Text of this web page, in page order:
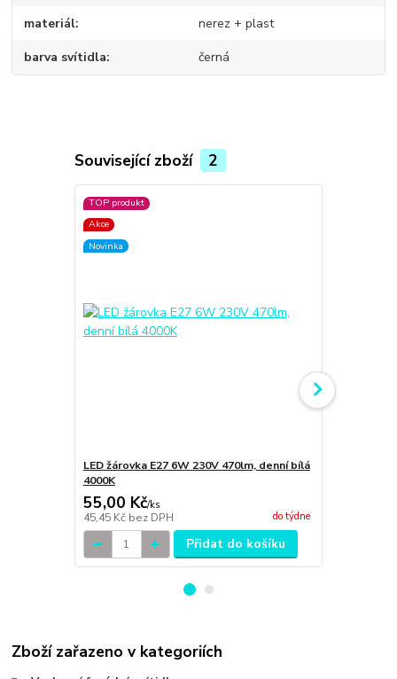
materiál nerez + plast
barva svítidla černá
Související zboží 2
TOP produkt
Akce
Novinka
LED žárovka E27 6W 230V 470lm, denní bílá
4000K
55,00 Kč/ks
45,45 Kč bez DPH do týdne
Přidat do košíku
Zboží zařazeno v kategoriích